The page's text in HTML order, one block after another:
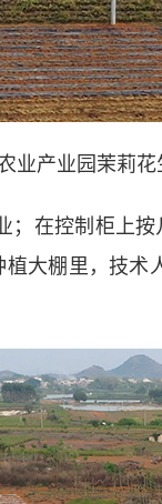
业产业园茉莉
在控制柜上
大棚里，技